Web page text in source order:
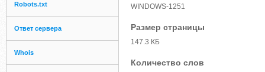
Robots.txt
Ответ сервера
Whois
WINDOWS-1251
Размер страницы
147.3 КБ
Количество слов